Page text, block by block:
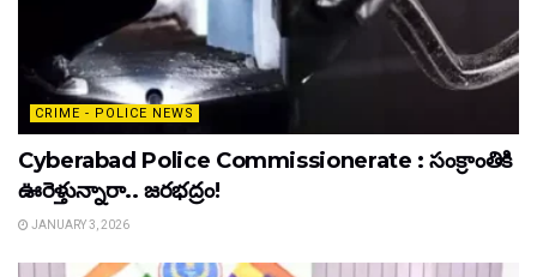
CRIME - POLICE NEWS
Cyberabad Police Commissionerate : సంక్రాంతికి
ఊరెళ్తున్నారా.. జరభద్రం!
JANUARY 3, 2026